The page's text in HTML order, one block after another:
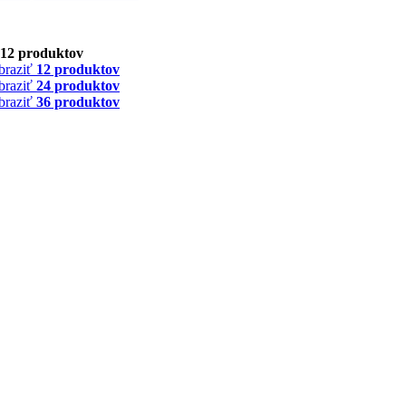
12 produktov
12 produktov
24 produktov
36 produktov